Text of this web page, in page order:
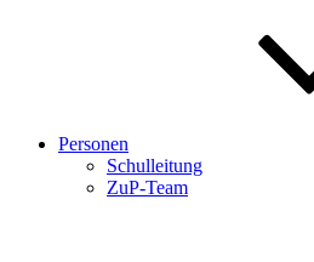
Personen
Schulleitung
ZuP-Team